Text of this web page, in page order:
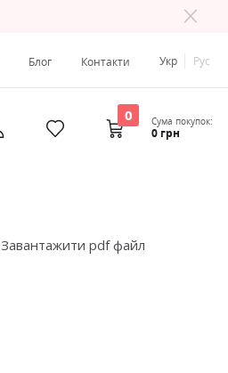
Блог Контакти Укр Рус
0 Сума покупок:
0 грн
Завантажити pdf файл